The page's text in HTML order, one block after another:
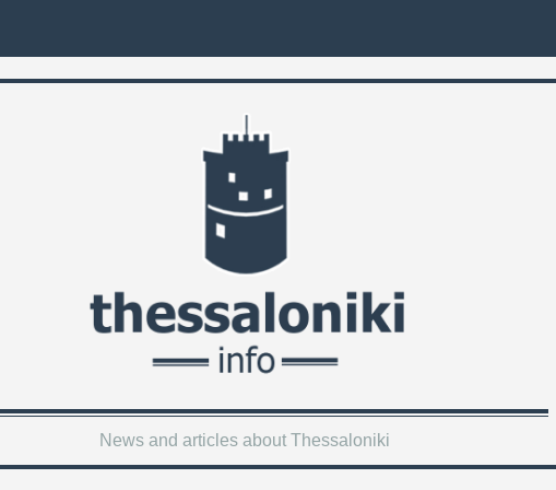
News and articles about Thessaloniki